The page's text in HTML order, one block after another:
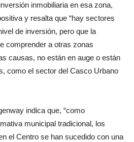
inmobiliaria en esa zona,
y resalta que “hay sectores
de inversión, pero que la
comprender a otras zonas
causas, no están en auge o están
como el sector del Casco Urbano
indica que, “como
municipal tradicional, los
el Centro se han sucedido con una